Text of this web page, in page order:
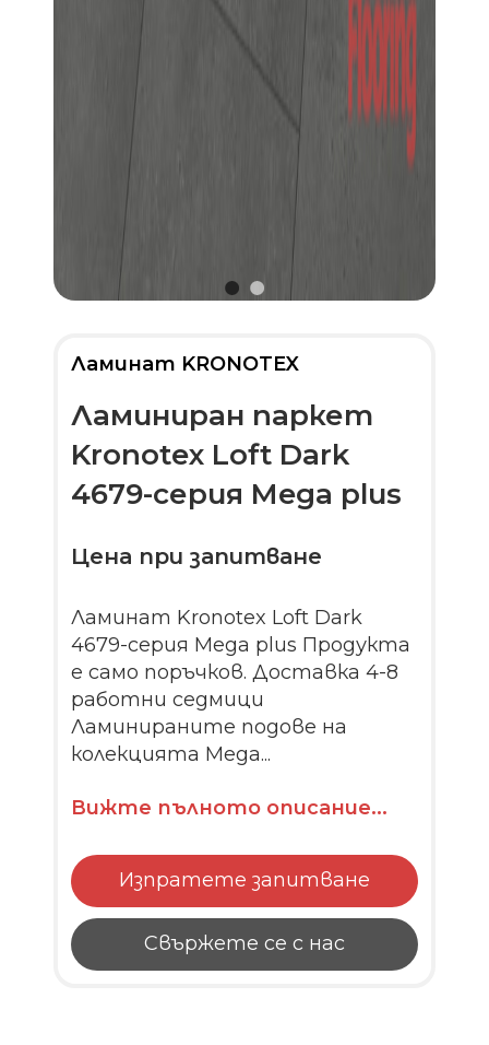
Ламинат KRONOTEX
Ламиниран паркет
Kronotex Loft Dark
4679-серия Mega plus
Цена при запитване
Ламинат Kronotex Loft Dark
4679-серия Mega plus Продукта
е само поръчков. Доставка 4-8
работни седмици
Ламинираните подове на
колекцията Mega...
Вижте пълното описание...
Изпратете запитване
Свържете се с нас